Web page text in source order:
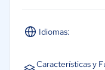
Idiomas:
Inglés
Características y